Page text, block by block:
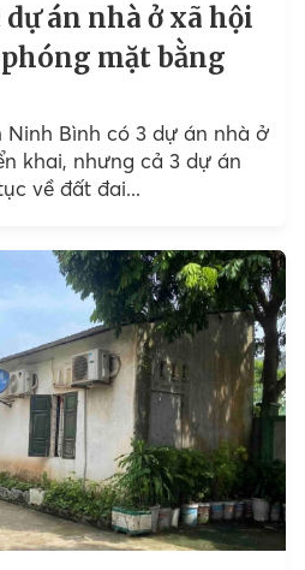
án nhà ở xã hội
mặt bằng
Ninh Bình có 3 dự án nhà ở
khai, nhưng cả 3 dự án
về đất đai...